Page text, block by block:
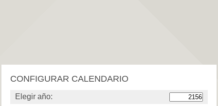
CONFIGURAR CALENDARIO
Elegir año: